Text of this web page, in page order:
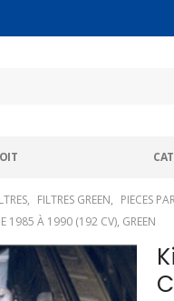
, FILTRES GREEN, PIECES
1985 À 1990 (192 CV), GREEN